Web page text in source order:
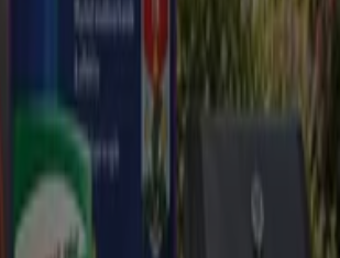
parasoll skor gardiner